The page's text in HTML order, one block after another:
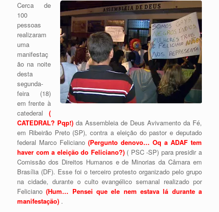
Cerca de
100
pessoas
realizaram
uma
manifestaç
ão na noite
desta
segunda-
feira (18)
em frente à
catederal (
CATEDRAL? Pqp!) da Assembleia de Deus Avivamento da Fé,
em Ribeirão Preto (SP), contra a eleição do pastor e deputado
federal Marco Feliciano (Pergunto denovo… Oq a ADAF tem
haver com a eleição do Feliciano?) ( PSC -SP) para presidir a
Comissão dos Direitos Humanos e de Minorias da Câmara em
Brasília (DF). Esse foi o terceiro protesto organizado pelo grupo
na cidade, durante o culto evangélico semanal realizado por
Feliciano(Hum… Pensei que ele nem estava lá durante a
manifestação) .